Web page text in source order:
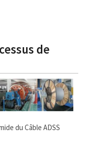
de
du Câble ADSS